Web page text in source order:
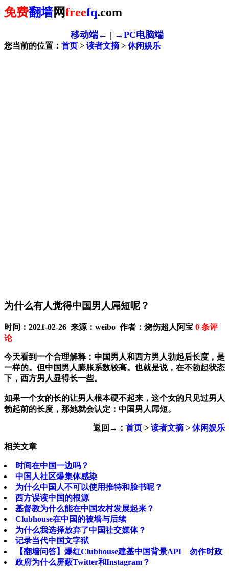
免费翻墙网freefq.com
移动端← | →PC电脑端
您当前的位置： 首页 > 读者文摘> 休闲娱乐
为什么有人觉得中国男人屌短呢？
时间：2021-02-26 来源：weibo 作者：烧伤超人阿宝 0 条评
论
今天看到一个合理解释：中国男人和西方男人勃起后长度，是
一样的。但中国男人膨胀系数较高。也就是说，在不勃起状态
下，西方男人显得长一些。
如果一个女的长的让男人根本硬不起来，这个女的只见过男人
勃起前的长度，那她就会认定：中国男人屌短。
返回→： 首页 > 读者文摘> 休闲娱乐
相关文章
时间在中国一边吗？
中国人社区爆集体感染
为什么中国人不可以使用推特和脸书呢？
西方误读中国的根源
基督教为什么能在中国农村发展起来？
Clubhouse在中国的被墙与后续
为什么我选择放弃了中国社交媒体？
记录当代中国文字狱
【翻墙问答】爆红Clubhouse建基中国背景API 勿作时政
政府为什么屏蔽Twitter和Instagram？